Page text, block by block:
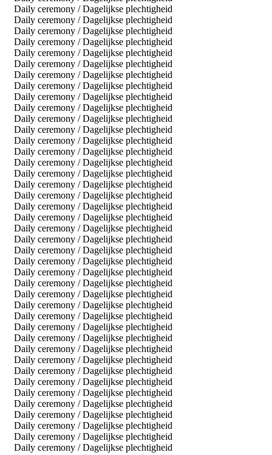
Daily ceremony / Dagelijkse plechtigheid
Daily ceremony / Dagelijkse plechtigheid
Daily ceremony / Dagelijkse plechtigheid
Daily ceremony / Dagelijkse plechtigheid
Daily ceremony / Dagelijkse plechtigheid
Daily ceremony / Dagelijkse plechtigheid
Daily ceremony / Dagelijkse plechtigheid
Daily ceremony / Dagelijkse plechtigheid
Daily ceremony / Dagelijkse plechtigheid
Daily ceremony / Dagelijkse plechtigheid
Daily ceremony / Dagelijkse plechtigheid
Daily ceremony / Dagelijkse plechtigheid
Daily ceremony / Dagelijkse plechtigheid
Daily ceremony / Dagelijkse plechtigheid
Daily ceremony / Dagelijkse plechtigheid
Daily ceremony / Dagelijkse plechtigheid
Daily ceremony / Dagelijkse plechtigheid
Daily ceremony / Dagelijkse plechtigheid
Daily ceremony / Dagelijkse plechtigheid
Daily ceremony / Dagelijkse plechtigheid
Daily ceremony / Dagelijkse plechtigheid
Daily ceremony / Dagelijkse plechtigheid
Daily ceremony / Dagelijkse plechtigheid
Daily ceremony / Dagelijkse plechtigheid
Daily ceremony / Dagelijkse plechtigheid
Daily ceremony / Dagelijkse plechtigheid
Daily ceremony / Dagelijkse plechtigheid
Daily ceremony / Dagelijkse plechtigheid
Daily ceremony / Dagelijkse plechtigheid
Daily ceremony / Dagelijkse plechtigheid
Daily ceremony / Dagelijkse plechtigheid
Daily ceremony / Dagelijkse plechtigheid
Daily ceremony / Dagelijkse plechtigheid
Daily ceremony / Dagelijkse plechtigheid
Daily ceremony / Dagelijkse plechtigheid
Daily ceremony / Dagelijkse plechtigheid
Daily ceremony / Dagelijkse plechtigheid
Daily ceremony / Dagelijkse plechtigheid
Daily ceremony / Dagelijkse plechtigheid
Daily ceremony / Dagelijkse plechtigheid
Daily ceremony / Dagelijkse plechtigheid